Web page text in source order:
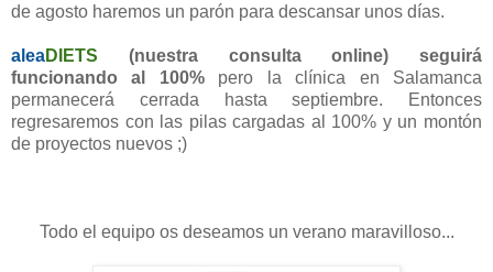
de agosto haremos un parón para descansar unos días.
aleaDIETS (nuestra consulta online) seguirá
funcionando al 100% pero la clínica en Salamanca
permanecerá cerrada hasta septiembre. Entonces
regresaremos con las pilas cargadas al 100% y un montón
de proyectos nuevos ;)
Todo el equipo os deseamos un verano maravilloso...